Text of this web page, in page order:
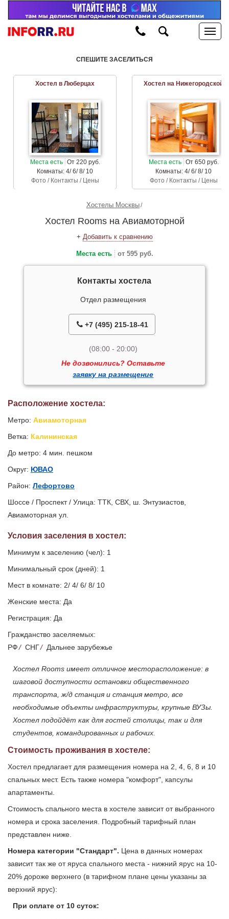
СПЕШИТЕ ЗАСЕЛИТЬСЯ
Хостел в Люберцах
Места есть От 220 руб.
Комнаты: 4/ 6/ 8/ 10
Фото / Контакты / Цены
Хостел на Нижегородской
Места есть От 650 руб.
Комнаты: 4/ 6/ 8/ 10
Фото / Контакты / Цены
Хостелы Москвы
Хостел Rooms на Авиамоторной
+ Добавить к сравнению
Места есть от 595 руб.
Контакты хостела
Отдел размещения
+7 (495) 215-18-41
(08:00 - 20:00)
Не дозвонились? Оставьте
заявку на размещение
Расположение хостела:
Метро: Авиамоторная
Ветка: Калининская
До метро: 4 мин. пешком
Округ: ЮВАО
Район: Лефортово
Шоссе / Проспект / Улица: ТТК, СВХ, ш. Энтузиастов,
Авиамоторная ул.
Условия заселения в хостел:
Минимум к заселению (чел): 1
Минимальный срок (дней): 1
Мест в комнате: 2/ 4/ 6/ 8/ 10
Женские места: Да
Регистрация: Да
Гражданство заселяемых:
РФ/ СНГ/ Дальнее зарубежье
Хостел Rooms имеет отличное месторасположение: в
шаговой доступности остановки общественного
транспорта, ж/д станция и станция метро, все
необходимые объекты инфраструктуры, крупные ВУЗы.
Хостел подойдёт как для гостей столицы, так и для
студентов, командированных и рабочих.
Стоимость проживания в хостеле:
Хостел предлагает для размещения номера на 2, 4, 6, 8 и 10
спальных мест. Есть также номера "комфорт", капсулы
апартаменты.
Стоимость спального места в хостеле зависит от выбранного
номера и срока заселения. Подробный тарифный план
представлен ниже.
Номера категории "Стандарт". Цена в данных номерах
зависит так же от яруса спального места - нижний ярус на 10-
20% дороже верхнего (в тарифном плане цены указаны за
верхний ярус):
При оплате от 10 суток: